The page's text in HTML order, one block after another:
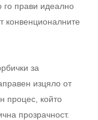
го прави идеално
конвенционалните
за
изцяло от
процес, който
прозрачност.